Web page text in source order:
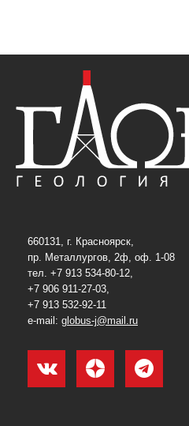
660131, г. Красноярск,
пр. Металлургов, 2ф, оф. 1-08
тел. +7 913 534-80-12,
+7 906 911-27-03,
+7 913 532-92-11
e-mail: globus-j@mail.ru